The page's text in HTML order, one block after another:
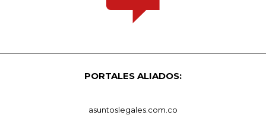
PORTALES ALIADOS:
asuntoslegales.com.co